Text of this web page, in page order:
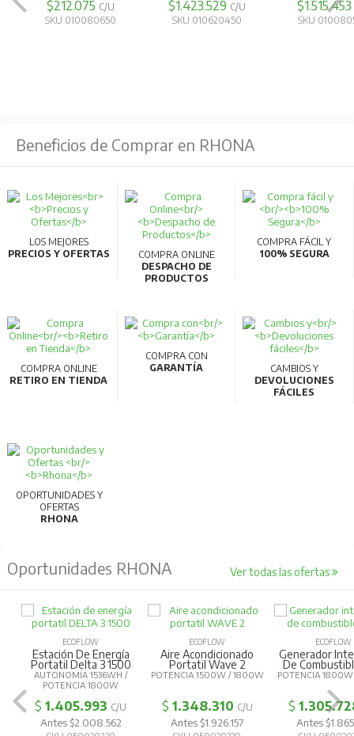
Conexión:Conectores RS-232 y RS-422/485 estándar.
$212.075 C/U
SKU 010080650
$1.423.529 C/U
SKU 010620450
$1.515.453
SKU
Beneficios de Comprar en RHONA
LOS MEJORES
PRECIOS Y OFERTAS
COMPRA ONLINE
DESPACHO DE
PRODUCTOS
COMPRA FÁCIL Y
100% SEGURA
COMPRA ONLINE
RETIRO EN TIENDA
COMPRA CON
GARANTÍA
CAMBIOS Y
DEVOLUCIONES
FÁCILES
OPORTUNIDADES Y
OFERTAS
RHONA
Oportunidades RHONA Ver todas las ofertas
ECOFLOW
Estación De Energía
Portatil Delta 3 1500
AUTONOMÍA 1536WH /
POTENCIA 1800W
$1.405.993 C/U
Antes $2.008.562
ECOFLOW
Aire Acondicionado
Portatil Wave 2
POTENCIA 1500W / 1800W
$ 1.348.310 C/U
Antes $1.926.157
ECOFLOW
Generador
De
POTENCIA
$
Antes